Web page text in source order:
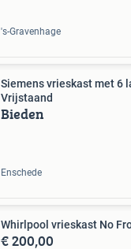
's-Gravenhage
Siemens vrieskast met 6
Vrijstaand
Bieden
Enschede
Whirlpool vrieskast No
€ 200,00